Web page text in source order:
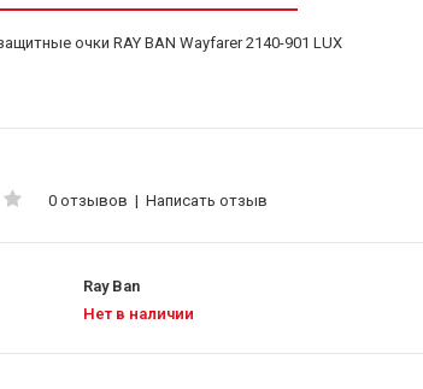
очки RAY BAN Wayfarer 2140-901 LUX
0 отзывов | Написать отзыв
Ray Ban
Нет в наличии